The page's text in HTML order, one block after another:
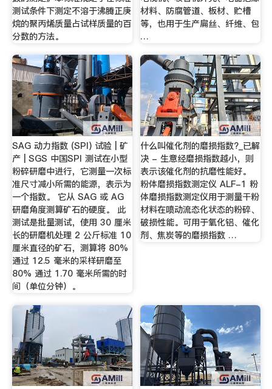
测试条件下测定不溶于沸腾正庚
烷的聚丙烯质量占试样质量的百
分数的方法。
材料、防腐管道、板材、贮槽
等，也用于生产扁丝、纤维、包
…
SAG 动力指数 (SPI) 试验 | 矿
产 | SGS 中国SPI 测试在小型
粉碎研磨中进行，它测量一次标
准尺寸减小所需的能源，表示为
一个指数。 它从 SAG 或 AG
研磨角度测算矿石的硬度。 此
测试是批量测试，使用 30 厘米
长的研磨机处理 2 公斤标准 10
厘米直径的矿石，测算将 80%
通过 12.5 毫米的采样研磨至
80% 通过 1.70 毫米所需的时
间（单位分钟）。
什么叫催化剂的磨损指数?_已解
决 - 生意经磨损指数越小，则
表示该催化剂的抗磨性能好。
粉体磨损指数测定仪 ALF-1 粉
体磨损指数测定仪用于测量干粉
材料在喷动流态化状态的粉碎、
破损性能。可用于氧化铝、催化
剂、焦炭等的磨损指数 …